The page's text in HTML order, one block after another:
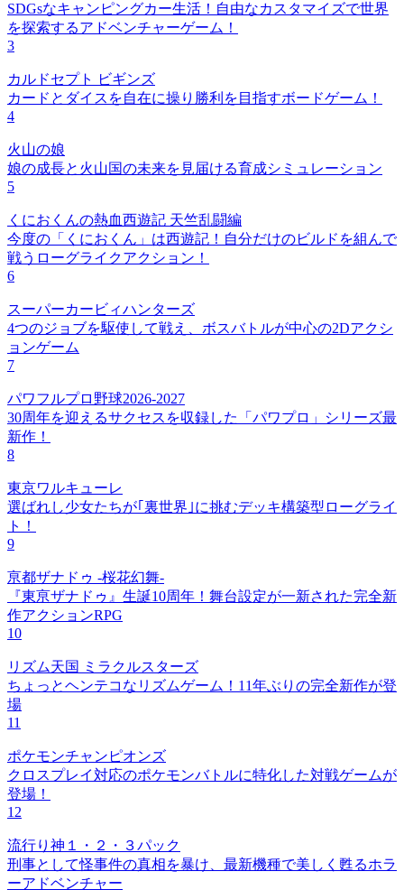
SDGsなキャンピングカー生活！自由なカスタマイズで世界
を探索するアドベンチャーゲーム！
3
カルドセプト ビギンズ
カードとダイスを自在に操り勝利を目指すボードゲーム！
4
火山の娘
娘の成長と火山国の未来を見届ける育成シミュレーション
5
くにおくんの熱血西遊記 天竺乱闘編
今度の「くにおくん」は西遊記！自分だけのビルドを組んで
戦うローグライクアクション！
6
スーパーカービィハンターズ
4つのジョブを駆使して戦え、ボスバトルが中心の2Dアクシ
ョンゲーム
7
パワフルプロ野球2026-2027
30周年を迎えるサクセスを収録した「パワプロ」シリーズ最
新作！
8
東京ワルキューレ
選ばれし少女たちが｢裏世界｣に挑むデッキ構築型ローグライ
ト！
9
亰都ザナドゥ -桜花幻舞-
『東亰ザナドゥ』生誕10周年！舞台設定が一新された完全新
作アクションRPG
10
リズム天国 ミラクルスターズ
ちょっとヘンテコなリズムゲーム！11年ぶりの完全新作が登
場
11
ポケモンチャンピオンズ
クロスプレイ対応のポケモンバトルに特化した対戦ゲームが
登場！
12
流行り神１・２・３パック
刑事として怪事件の真相を暴け、最新機種で美しく甦るホラ
ーアドベンチャー